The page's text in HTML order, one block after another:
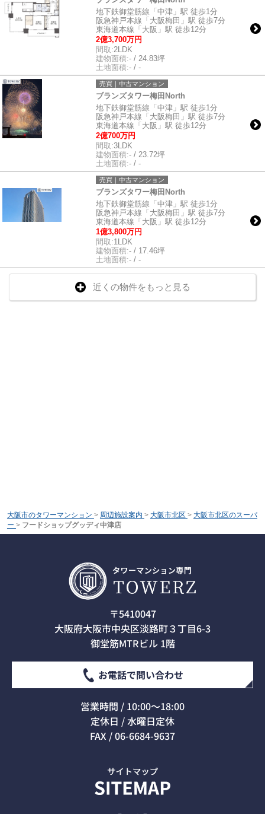
地下鉄御堂筋線「中津」駅 徒歩1分
阪急神戸本線「大阪梅田」駅 徒歩7分
東海道本線「大阪」駅 徒歩12分
2億3,700万円
間取:2LDK
建物面積:- / 24.83坪
土地面積:- / -
売買｜中古マンション
ブランズタワー梅田North
地下鉄御堂筋線「中津」駅 徒歩1分
阪急神戸本線「大阪梅田」駅 徒歩7分
東海道本線「大阪」駅 徒歩12分
2億700万円
間取:3LDK
建物面積:- / 23.72坪
土地面積:- / -
売買｜中古マンション
ブランズタワー梅田North
地下鉄御堂筋線「中津」駅 徒歩1分
阪急神戸本線「大阪梅田」駅 徒歩7分
東海道本線「大阪」駅 徒歩12分
1億3,800万円
間取:1LDK
建物面積:- / 17.46坪
土地面積:- / -
近くの物件をもっと見る
大阪市のタワーマンション > 周辺施設案内 > 大阪市北区 > 大阪市北区のスーパ
ー > フードショップグッディ中津店
〒5410047
大阪府大阪市中央区淡路町３丁目6-3
御堂筋MTRビル 1階
お電話で問い合わせ
営業時間 / 10:00～18:00
定休日 / 水曜日定休
FAX / 06-6684-9637